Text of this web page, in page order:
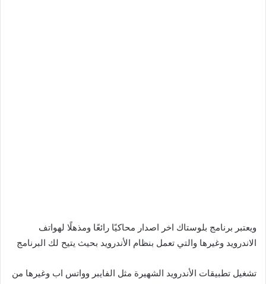
ويعتبر برنامج بلوستاك اخر اصدار محاكيًا رائعًا ومذهلًا لهواتف
الاندرويد وغيرها والتي تعمل بنظام الأندرويد بحيث يتيح لك البرنامج
تشغيل تطبيقات الأندرويد الشهيرة مثل الفايبر وواتس اب وغيرها من